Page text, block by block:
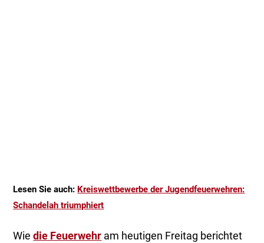
Lesen Sie auch: Kreiswettbewerbe der Jugendfeuerwehren:
Schandelah triumphiert
Wiedie Feuerwehr am heutigen Freitag berichtet